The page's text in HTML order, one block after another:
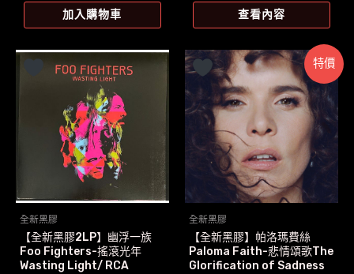
價
格：
價
格：
加入購物車
價
格：
價
格：
查看內容
全新黑膠
【全新黑膠2LP】幽浮一族
Foo Fighters-搖滾光年
Wasting Light/ RCA
特價
全新黑膠
【全新黑膠】帕洛瑪費絲
Paloma Faith-悲情頌歌The
Glorification of Sadness